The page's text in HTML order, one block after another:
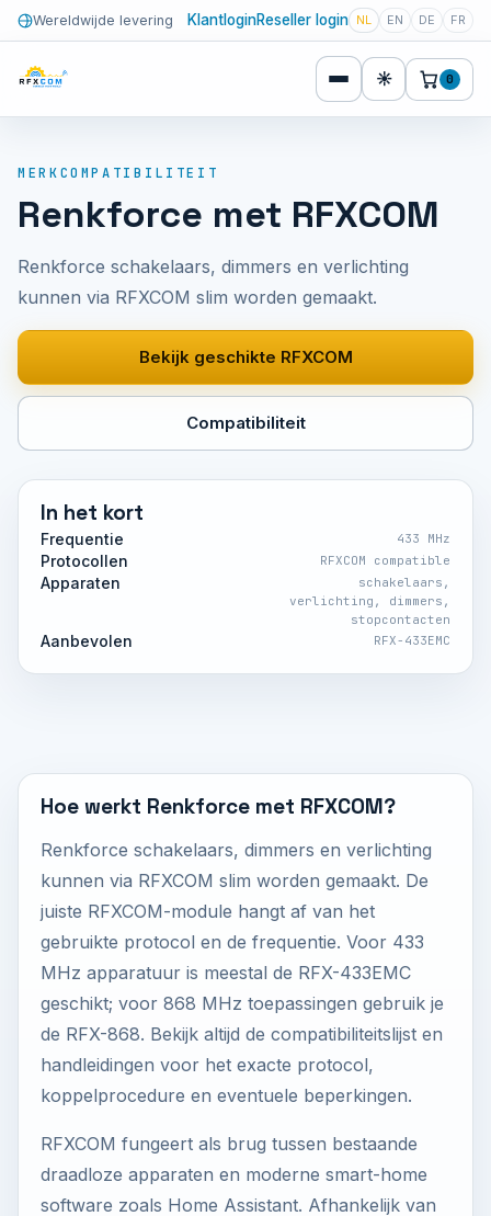
Wereldwijde levering KlantloginReseller login NL EN DE FR
☀ 0
MERKCOMPATIBILITEIT
Renkforce met RFXCOM
Renkforce schakelaars, dimmers en verlichting
kunnen via RFXCOM slim worden gemaakt.
Bekijk geschikte RFXCOM
Compatibiliteit
In het kort
Frequentie 433 MHz
Protocollen RFXCOM compatible
Apparaten
schakelaars,
verlichting, dimmers,
stopcontacten
Aanbevolen RFX-433EMC
Hoe werkt Renkforce met RFXCOM?
Renkforce schakelaars, dimmers en verlichting
kunnen via RFXCOM slim worden gemaakt. De
juiste RFXCOM-module hangt af van het
gebruikte protocol en de frequentie. Voor 433
MHz apparatuur is meestal de RFX-433EMC
geschikt; voor 868 MHz toepassingen gebruik je
de RFX-868. Bekijk altijd de compatibiliteitslijst en
handleidingen voor het exacte protocol,
koppelprocedure en eventuele beperkingen.
RFXCOM fungeert als brug tussen bestaande
draadloze apparaten en moderne smart-home
software zoals Home Assistant. Afhankelijk van